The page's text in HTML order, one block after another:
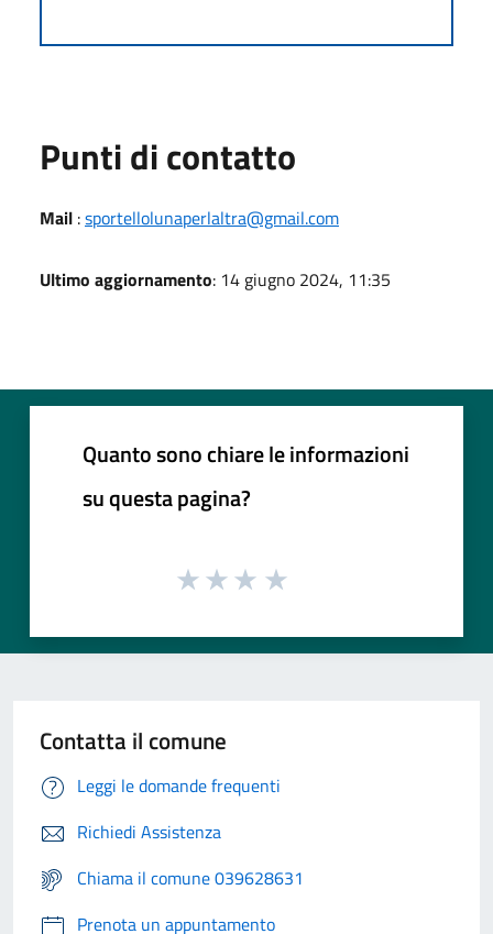
Punti di contatto
Mail :sportellolunaperlaltra@gmail.com
Ultimo aggiornamento: 14 giugno 2024, 11:35
Quanto sono chiare le informazioni
su questa pagina?
Contatta il comune
Leggi le domande frequenti
Richiedi Assistenza
Chiama il comune 039628631
Prenota un appuntamento